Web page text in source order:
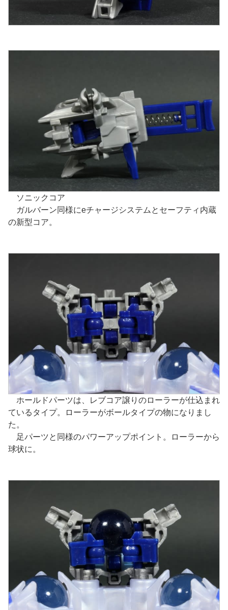
ソニックコア
ガルバーン同様にeチャージシステムとセーフティ内蔵
の新型コア。
ホールドパーツは、レブコア譲りのローラーが仕込まれ
ているタイプ。ローラーがボールタイプの物になりまし
た。
足パーツと同様のパワーアップポイント。ローラーから
球状に。